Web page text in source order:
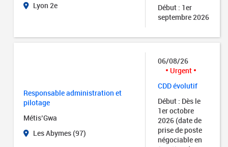
Lyon 2e
Début : 1er
septembre 2026
Responsable administration et
pilotage
Métis’Gwa
Les Abymes (97)
06/08/26
Urgent
CDD évolutif
Début : Dès le
1er octobre
2026 (date de
prise de poste
négociable en